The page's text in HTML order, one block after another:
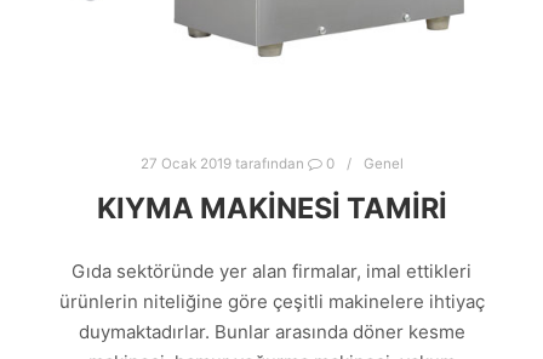
27 Ocak 2019 tarafından 0 Genel
KIYMA MAKINESI TAMIRI
Gıda sektöründe yer alan firmalar, imal ettikleri
ürünlerin niteliğine göre çeşitli makinelere ihtiyaç
duymaktadırlar. Bunlar arasında döner kesme